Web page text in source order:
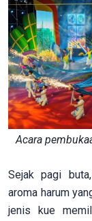
Acara
Sejak pagi
aroma harum
jenis kue